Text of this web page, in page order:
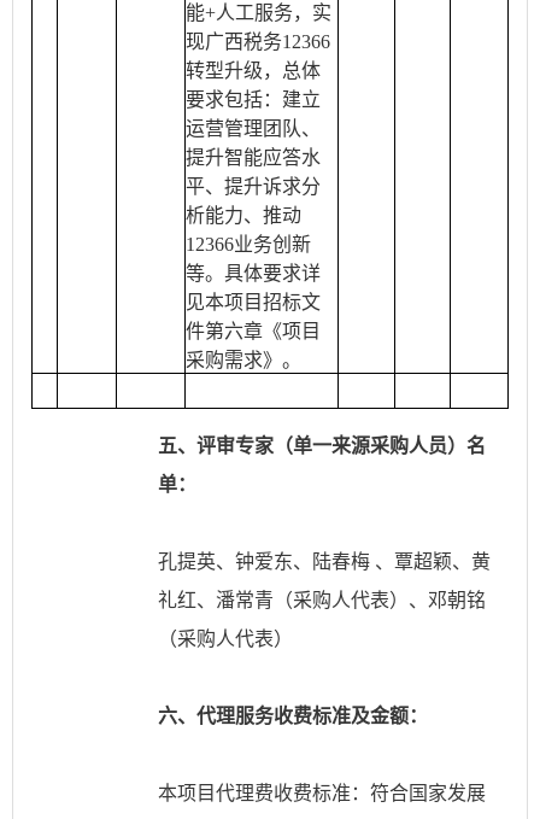
能+人工服务，实
现广西税务12366
转型升级，总体
要求包括：建立
运营管理团队、
提升智能应答水
平、提升诉求分
析能力、推动
12366业务创新
等。具体要求详
见本项目招标文
件第六章《项目
采购需求》。
五、评审专家（单一来源采购人员）名
单：
孔提英、钟爱东、陆春梅 、覃超颖、黄
礼红、潘常青（采购人代表）、邓朝铭
（采购人代表）
六、代理服务收费标准及金额：
本项目代理费收费标准：符合国家发展